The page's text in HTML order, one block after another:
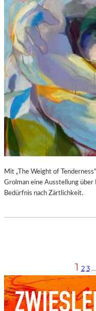
Mit „The Weight of
Grolman eine Ausstellung
Bedürfnis nach Zärtlichkeit.
1 2 3 …